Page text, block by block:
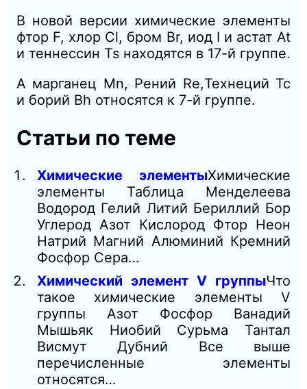
В новой версии химические элементы
фтор F, хлор Cl, бром Br, иод I и астат At
и теннессин Ts находятся в 17-й группе.
А марганец Mn, Рений Re,Технеций Tc
и борий Bh относятся к 7-й группе.
Статьи по теме
Химические элементыХимические
элементы Таблица Менделеева
Водород Гелий Литий Бериллий Бор
Углерод Азот Кислород Фтор Неон
Натрий Магний Алюминий Кремний
Фосфор Сера…
Химический элемент V группыЧто
такое химические элементы V
группы Азот Фосфор Ванадий
Мышьяк Ниобий Сурьма Тантал
Висмут Дубний Все выше
перечисленные элементы
относятся…